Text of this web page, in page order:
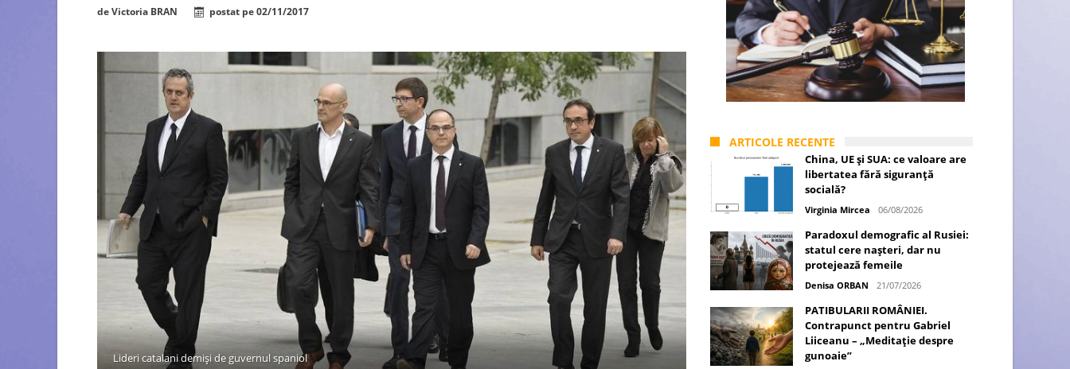
Viitorul României în Uniunea Europeană. Ce ne așteaptă? – O analiză structurală a demografiei, fiscalității și poziției României în U.E.
România – ROExit pentru a supraviețui ca țară
Controlul minții prin nanoparticule
Huawei dezvoltă un nou cip AI pentru a înlocui Nvidia
deVictoria BRAN postat pe02/11/2017
Lideri catalani demiși de guvernul spaniol
ARTICOLE RECENTE
China, UE și SUA: ce valoare are
libertatea fără siguranță
socială?
Virginia Mircea 06/08/2026
Paradoxul demografic al Rusiei:
statul cere nașteri, dar nu
protejează femeile
Denisa ORBAN 21/07/2026
PATIBULARII ROMÂNIEI.
Contrapunct pentru Gabriel
Liiceanu – „Meditație despre
gunoaie”